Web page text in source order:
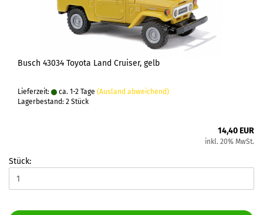
Busch 43034 Toyota Land Cruiser, gelb
Lieferzeit: ca. 1-2 Tage (Ausland abweichend)
Lagerbestand: 2 Stück
14,40 EUR
inkl. 20% MwSt.
Stück: